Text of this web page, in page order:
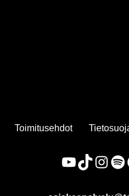
Toimitusehdot